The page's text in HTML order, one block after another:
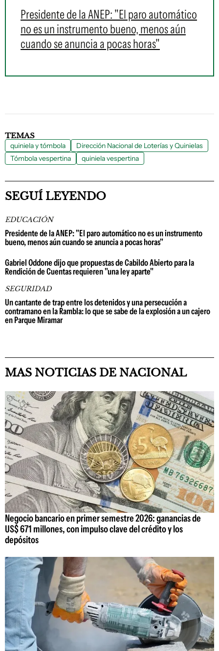
Presidente de la ANEP: "El paro automático
no es un instrumento bueno, menos aún
cuando se anuncia a pocas horas"
TEMAS
quiniela y tómbola
Dirección Nacional de Loterías y Quinielas
Tómbola vespertina
quiniela vespertina
SEGUÍ LEYENDO
EDUCACIÓN
Presidente de la ANEP: "El paro automático no es un instrumento
bueno, menos aún cuando se anuncia a pocas horas"
Gabriel Oddone dijo que propuestas de Cabildo Abierto para la
Rendición de Cuentas requieren "una ley aparte"
SEGURIDAD
Un cantante de trap entre los detenidos y una persecución a
contramano en la Rambla: lo que se sabe de la explosión a un cajero
en Parque Miramar
MAS NOTICIAS DE NACIONAL
Negocio bancario en primer semestre 2026: ganancias de
US$ 671 millones, con impulso clave del crédito y los
depósitos